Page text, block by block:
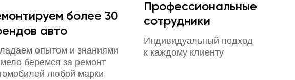
более 30
авто
опытом и знаниями
беремся за ремонт
любой марки
Профессиональные
сотрудники
Индивидуальный подход
к каждому клиенту